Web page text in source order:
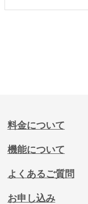
料金について
機能について
よくあるご質問
お申し込み